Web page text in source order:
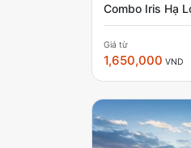
Combo Iris Hạ
Giá từ
1,650,000 VND